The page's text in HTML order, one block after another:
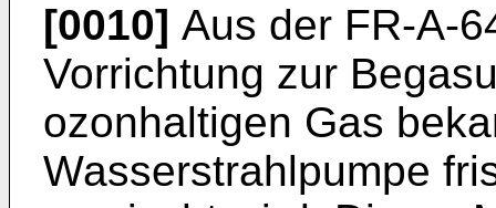
[0010] Aus der FR-A-
Vorrichtung zur
ozonhaltigen Gas
Wasserstrahlpumpe